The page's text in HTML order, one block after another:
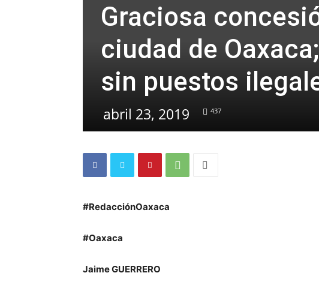
Graciosa
ciudad de
sin puestos
abril 23, 2019 437
#RedacciónOaxaca
#Oaxaca
Jaime GUERRERO